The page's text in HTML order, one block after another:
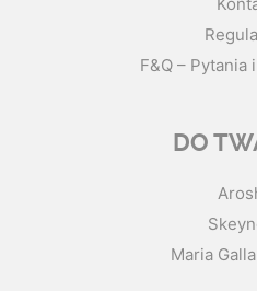
F&Q – Pytania
DO
Maria